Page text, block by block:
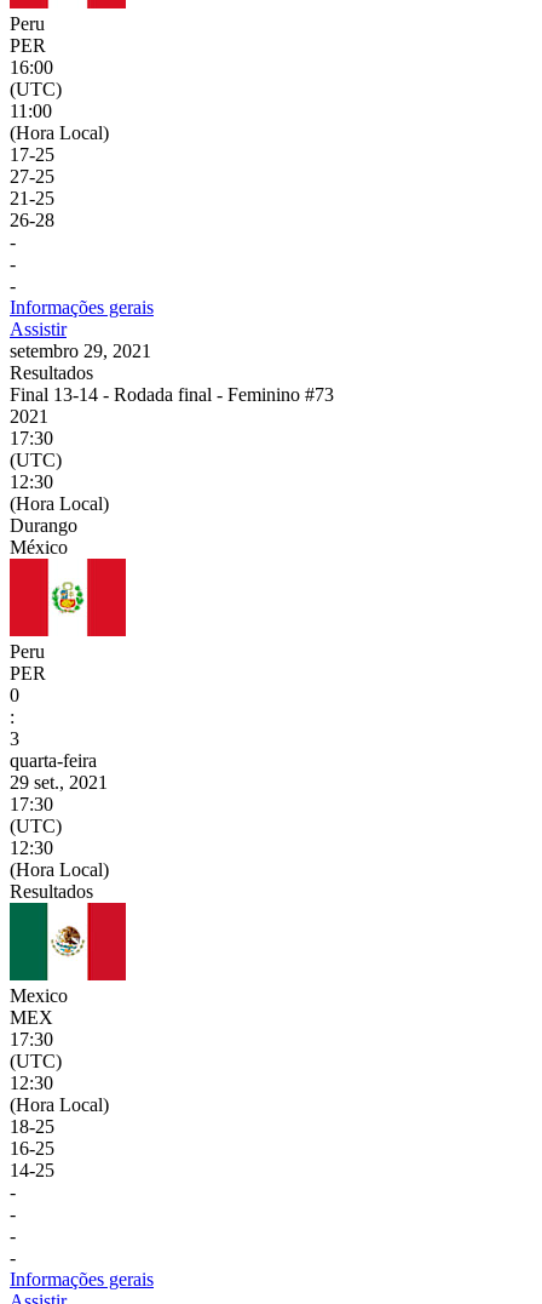
Peru
PER
16:00
(UTC)
11:00
(Hora Local)
17-25
27-25
21-25
26-28
-
-
-
Informações gerais
Assistir
setembro 29, 2021
Resultados
Final 13-14 - Rodada final - Feminino #73
2021
17:30
(UTC)
12:30
(Hora Local)
Durango
México
Peru
PER
0
:
3
quarta-feira
29 set., 2021
17:30
(UTC)
12:30
(Hora Local)
Resultados
Mexico
MEX
17:30
(UTC)
12:30
(Hora Local)
18-25
16-25
14-25
-
-
-
-
Informações gerais